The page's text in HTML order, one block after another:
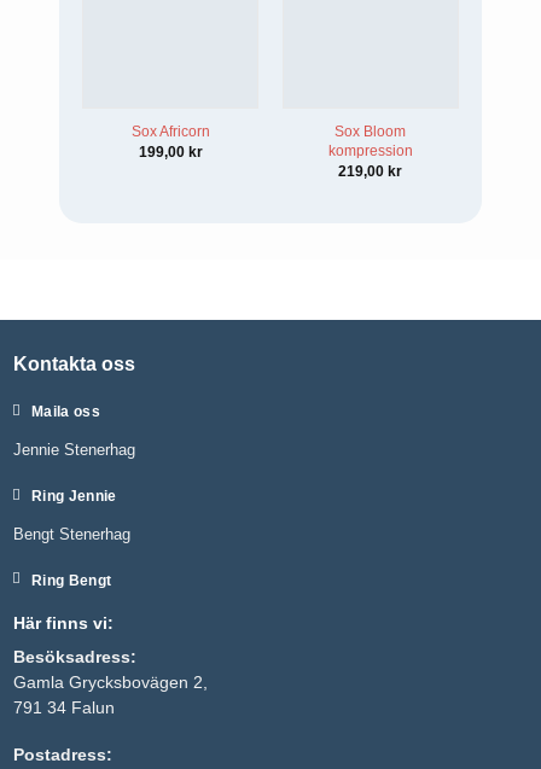
Sox Africorn
199,00 kr
Sox Bloom
kompression
219,00 kr
Kontakta oss
Maila oss
Jennie Stenerhag
Ring Jennie
Bengt Stenerhag
Ring Bengt
Här finns vi:
Besöksadress:
Gamla Grycksbovägen 2,
791 34 Falun
Postadress: